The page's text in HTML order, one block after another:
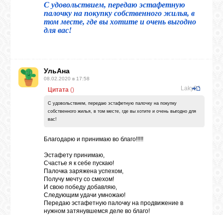
С удовольствием, передаю эстафетную
палочку на покупку собственного жилья, в
том месте, где вы хотите и очень выгодно
для вас!
УльАна
08.02.2020 в 17:58
Цитата Laky26
()
С удовольствием, передаю эстафетную палочку на покупку
собственного жилья, в том месте, где вы хотите и очень выгодно для
вас!
Благодарю и принимаю во благо!!!!!
Эстафету принимаю,
Счастье я к себе пускаю!
Палочка заряжена успехом,
Получу мечту со смехом!
И свою победу добавляю,
Следующим удачи умножаю!
Передаю эстафетную палочку на продвижение в
нужном затянувшемся деле во благо!